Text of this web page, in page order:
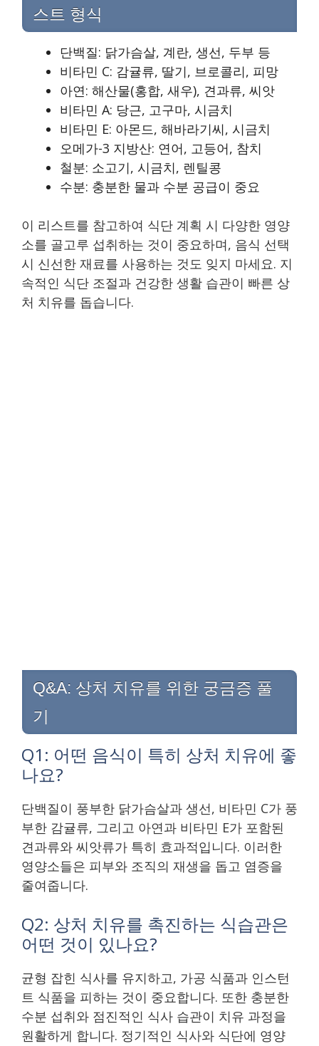
스트 형식
단백질: 닭가슴살, 계란, 생선, 두부 등
비타민 C: 감귤류, 딸기, 브로콜리, 피망
아연: 해산물(홍합, 새우), 견과류, 씨앗
비타민 A: 당근, 고구마, 시금치
비타민 E: 아몬드, 해바라기씨, 시금치
오메가-3 지방산: 연어, 고등어, 참치
철분: 소고기, 시금치, 렌틸콩
수분: 충분한 물과 수분 공급이 중요
이 리스트를 참고하여 식단 계획 시 다양한 영양
소를 골고루 섭취하는 것이 중요하며, 음식 선택
시 신선한 재료를 사용하는 것도 잊지 마세요. 지
속적인 식단 조절과 건강한 생활 습관이 빠른 상
처 치유를 돕습니다.
Q&A: 상처 치유를 위한 궁금증 풀
기
Q1: 어떤 음식이 특히 상처 치유에 좋
나요?
단백질이 풍부한 닭가슴살과 생선, 비타민 C가 풍
부한 감귤류, 그리고 아연과 비타민 E가 포함된
견과류와 씨앗류가 특히 효과적입니다. 이러한
영양소들은 피부와 조직의 재생을 돕고 염증을
줄여줍니다.
Q2: 상처 치유를 촉진하는 식습관은
어떤 것이 있나요?
균형 잡힌 식사를 유지하고, 가공 식품과 인스턴
트 식품을 피하는 것이 중요합니다. 또한 충분한
수분 섭취와 점진적인 식사 습관이 치유 과정을
원활하게 합니다. 정기적인 식사와 식단에 영양